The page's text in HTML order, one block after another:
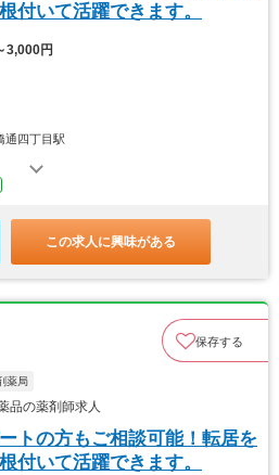
付いて活躍できます。
3,000円
通四丁目駅
この求人に興味がある
保存する
薬局
品の薬剤師求人
トの方もご相談可能！転居を
付いて活躍できます。